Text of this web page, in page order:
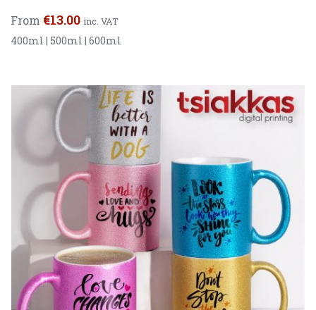
From €13.00 inc. VAT
400ml | 500ml | 600ml